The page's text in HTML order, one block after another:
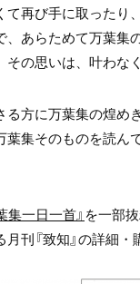
再び手に取ったり
あらためて万葉集
の思いは、叶わな
方に万葉集の煌
集そのものを読
集一日一首』 を一部
刊『致知』の詳細・